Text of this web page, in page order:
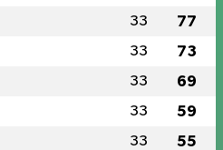
33 77
33 73
33 69
33 59
33 55